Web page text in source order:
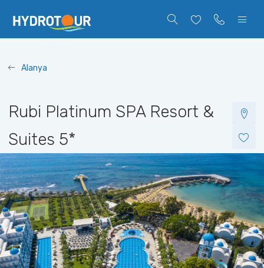
Alanya
Rubi Platinum SPA Resort &
Suites 5*